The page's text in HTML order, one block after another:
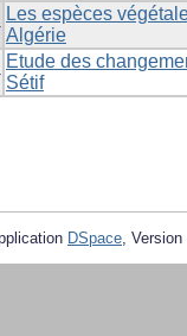
Les espèces
Algérie
Etude des
Sétif
DSpace,